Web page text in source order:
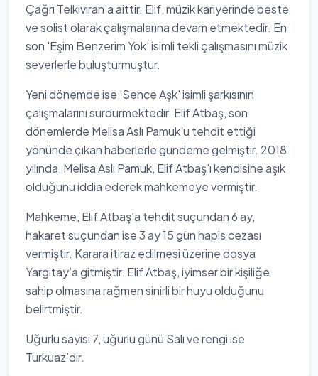
Çağrı Telkıvıran'a aittir. Elif, müzik kariyerinde beste
ve solist olarak çalışmalarına devam etmektedir. En
son 'Eşim Benzerim Yok' isimli tekli çalışmasını müzik
severlerle buluşturmuştur.
Yeni dönemde ise 'Sence Aşk' isimli şarkısının
çalışmalarını sürdürmektedir. Elif Atbaş, son
dönemlerde Melisa Aslı Pamuk’u tehdit ettiği
yönünde çıkan haberlerle gündeme gelmiştir. 2018
yılında, Melisa Aslı Pamuk, Elif Atbaş’ı kendisine aşık
olduğunu iddia ederek mahkemeye vermiştir.
Mahkeme, Elif Atbaş'a tehdit suçundan 6 ay,
hakaret suçundan ise 3 ay 15 gün hapis cezası
vermiştir. Karara itiraz edilmesi üzerine dosya
Yargıtay’a gitmiştir. Elif Atbaş, iyimser bir kişiliğe
sahip olmasına rağmen sinirli bir huyu olduğunu
belirtmiştir.
Uğurlu sayısı 7, uğurlu günü Salı ve rengi ise
Turkuaz’dır.